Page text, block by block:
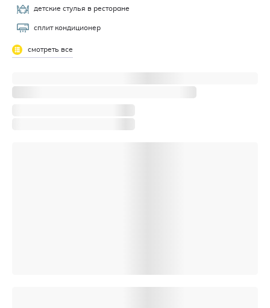
детские стулья в ресторане
сплит кондиционер
смотреть все